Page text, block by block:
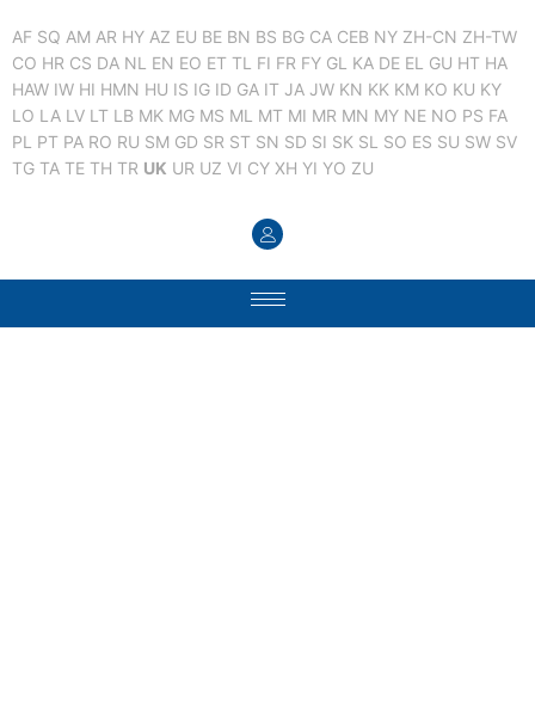
AF SQ AM AR HY AZ EU BE BN BS BG CA CEB NY ZH-CN ZH-TW
CO HR CS DA NL EN EO ET TL FI FR FY GL KA DE EL GU HT HA
HAW IW HI HMN HU IS IG ID GA IT JA JW KN KK KM KO KU KY
LO LA LV LT LB MK MG MS ML MT MI MR MN MY NE NO PS FA
PL PT PA RO RU SM GD SR ST SN SD SI SK SL SO ES SU SW SV
TG TA TE TH TR UK UR UZ VI CY XH YI YO ZU